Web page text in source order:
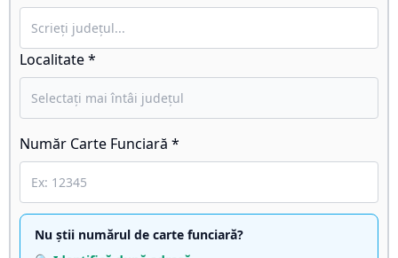
Localitate *
Număr Carte Funciară *
Nu știi numărul de carte funciară?